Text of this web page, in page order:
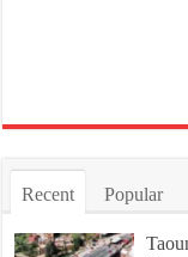
Recent Popular